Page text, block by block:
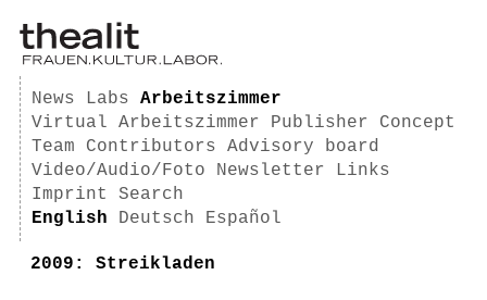
News Labs
Arbeitszimmer
Virtual Arbeitszimmer
Publisher
Concept
Team
Contributors
Advisory board
Video/Audio/Foto
Newsletter
Links
Imprint
Search
English
Deutsch Español
2009: Streikladen